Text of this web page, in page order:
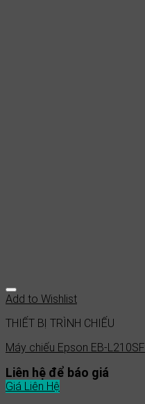
Add to Wishlist
THIẾT BỊ TRÌNH CHIẾU
Máy chiếu Epson EB-L210SF
Liên hệ để báo giá
Giá Liên Hệ